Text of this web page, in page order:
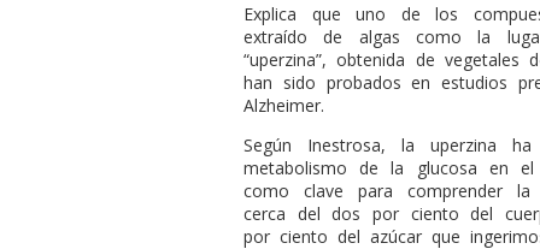
Explica que uno de los
extraído de algas como la
“uperzina”, obtenida de vegetales
han sido probados en estudios
Alzheimer.
Según Inestrosa, la uperzina
metabolismo de la glucosa en
como clave para comprender la
cerca del dos por ciento del
por ciento del azúcar que